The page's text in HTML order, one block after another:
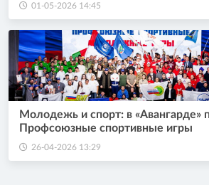
01-05-2026 14:45
Молодежь и спорт: в «Авангарде»
Профсоюзные спортивные игры
26-04-2026 13:29